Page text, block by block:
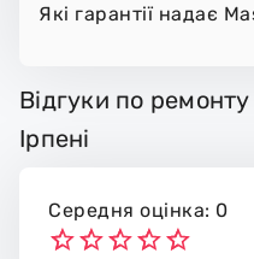
Які гарантії надає
Відгуки по
Ірпені
Середня оцінка: 0